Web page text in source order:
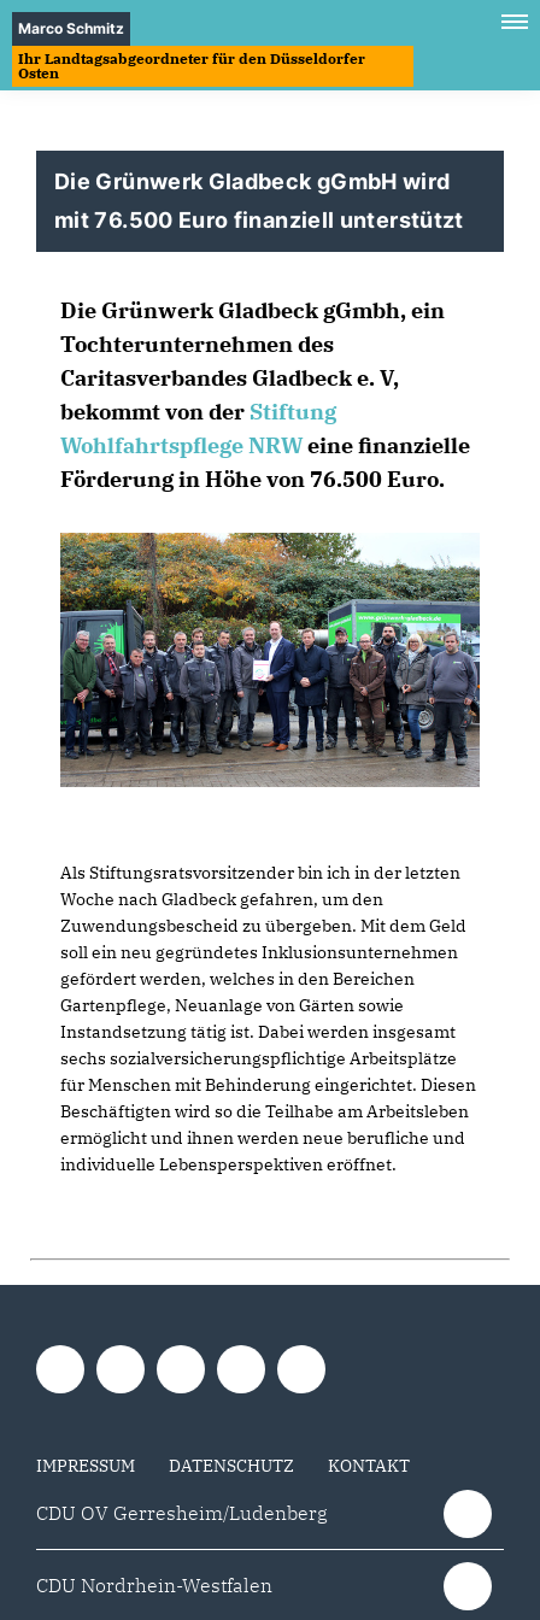
Marco Schmitz
Ihr Landtagsabgeordneter für den Düsseldorfer
Osten
Die Grünwerk Gladbeck gGmbH wird
mit 76.500 Euro finanziell unterstützt
Die Grünwerk Gladbeck gGmbh, ein
Tochterunternehmen des
Caritasverbandes Gladbeck e. V,
bekommt von der Stiftung
Wohlfahrtspflege NRWeine finanzielle
Förderung in Höhe von 76.500 Euro.
Als Stiftungsratsvorsitzender bin ich in der letzten
Woche nach Gladbeck gefahren, um den
Zuwendungsbescheid zu übergeben. Mit dem Geld
soll ein neu gegründetes Inklusionsunternehmen
gefördert werden, welches in den Bereichen
Gartenpflege, Neuanlage von Gärten sowie
Instandsetzung tätig ist. Dabei werden insgesamt
sechs sozialversicherungspflichtige Arbeitsplätze
für Menschen mit Behinderung eingerichtet. Diesen
Beschäftigten wird so die Teilhabe am Arbeitsleben
ermöglicht und ihnen werden neue berufliche und
individuelle Lebensperspektiven eröffnet.
IMPRESSUM DATENSCHUTZ KONTAKT
CDU OV Gerresheim/Ludenberg
CDU Nordrhein-Westfalen